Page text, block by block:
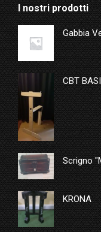
I nostri prodotti
Gabbia
CBT
Scrigno
KRONA